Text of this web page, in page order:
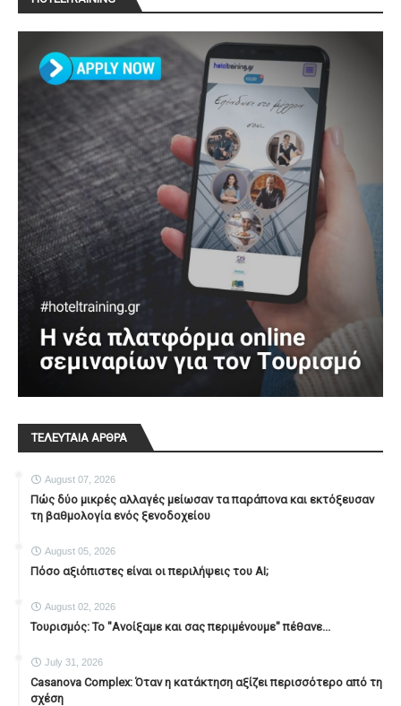
ΤΕΛΕΥΤΑΙΑ ΑΡΘΡΑ
August 07, 2026
Πώς δύο μικρές αλλαγές μείωσαν τα παράπονα και εκτόξευσαν
τη βαθμολογία ενός ξενοδοχείου
August 05, 2026
Πόσο αξιόπιστες είναι οι περιλήψεις του ΑΙ;
August 02, 2026
Τουρισμός: Το "Ανοίξαμε και σας περιμένουμε" πέθανε...
July 31, 2026
Casanova Complex: Όταν η κατάκτηση αξίζει περισσότερο από τη
σχέση